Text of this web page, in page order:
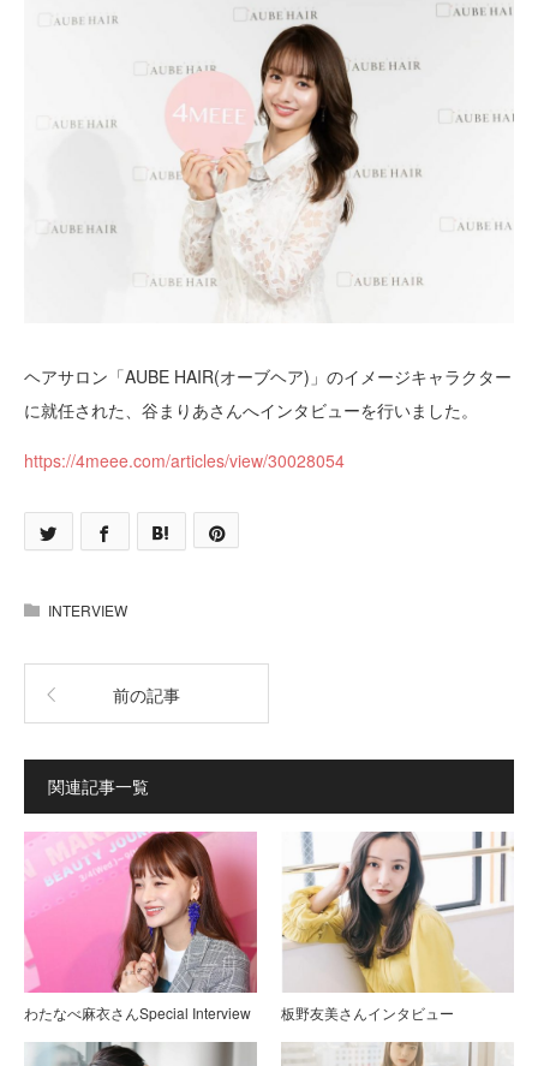
ヘアサロン「AUBE HAIR(オーブヘア)」のイメージキャラクター
に就任された、谷まりあさんへインタビューを行いました。
https://4meee.com/articles/view/30028054
INTERVIEW
前の記事
関連記事一覧
わたなべ麻衣さんSpecial Interview 板野友美さんインタビュー